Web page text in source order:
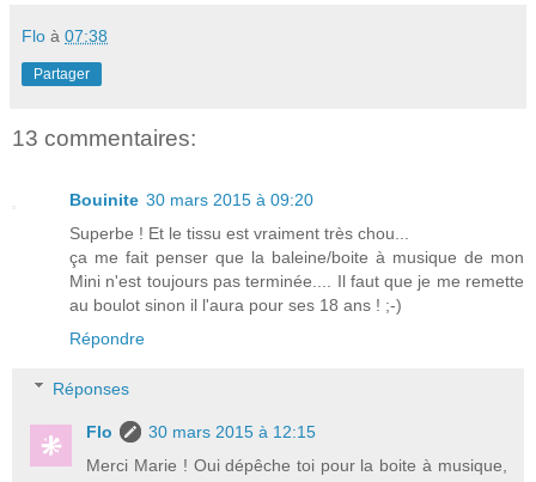
Flo à 07:38
Partager
13 commentaires:
Bouinite 30 mars 2015 à 09:20
Superbe ! Et le tissu est vraiment très chou...
ça me fait penser que la baleine/boite à musique de mon
Mini n'est toujours pas terminée.... Il faut que je me remette
au boulot sinon il l'aura pour ses 18 ans ! ;-)
Répondre
Réponses
Flo
30 mars 2015 à 12:15
Merci Marie ! Oui dépêche toi pour la boite à musique,